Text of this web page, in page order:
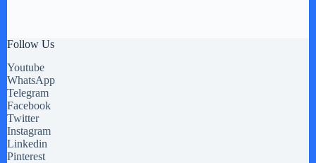
Follow Us
Youtube
WhatsApp
Telegram
Facebook
Twitter
Instagram
Linkedin
Pinterest